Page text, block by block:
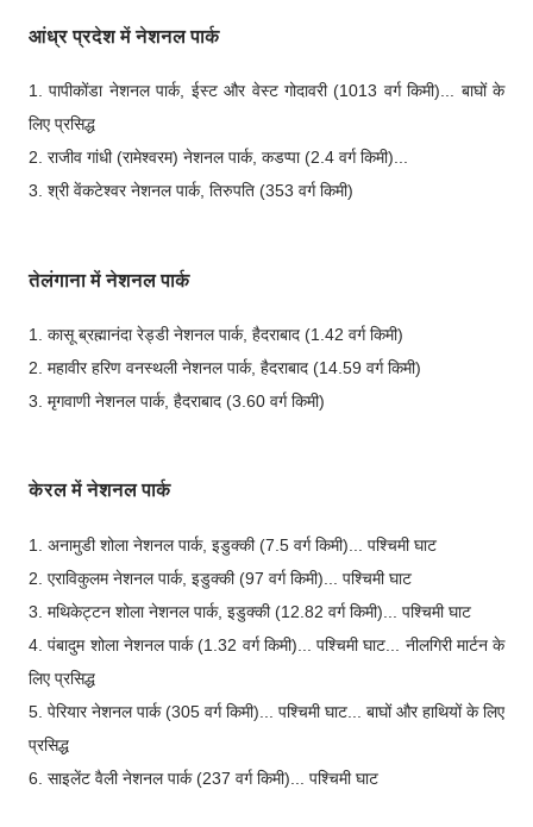
आंध्र प्रदेश में नेशनल पार्क
1. पापीकोंडा नेशनल पार्क, ईस्ट और वेस्ट गोदावरी (1013 वर्ग किमी)... बाघों के
लिए प्रसिद्ध
2. राजीव गांधी (रामेश्वरम) नेशनल पार्क, कडप्पा (2.4 वर्ग किमी)...
3. श्री वेंकटेश्वर नेशनल पार्क, तिरुपति (353 वर्ग किमी)
तेलंगाना में नेशनल पार्क
1. कासू ब्रह्मानंदा रेड्डी नेशनल पार्क, हैदराबाद (1.42 वर्ग किमी)
2. महावीर हरिण वनस्थली नेशनल पार्क, हैदराबाद (14.59 वर्ग किमी)
3. मृगवाणी नेशनल पार्क, हैदराबाद (3.60 वर्ग किमी)
केरल में नेशनल पार्क
1. अनामुडी शोला नेशनल पार्क, इडुक्की (7.5 वर्ग किमी)... पश्चिमी घाट
2. एराविकुलम नेशनल पार्क, इडुक्की (97 वर्ग किमी)... पश्चिमी घाट
3. मथिकेट्टन शोला नेशनल पार्क, इडुक्की (12.82 वर्ग किमी)... पश्चिमी घाट
4. पंबादुम शोला नेशनल पार्क (1.32 वर्ग किमी)... पश्चिमी घाट... नीलगिरी मार्टन के
लिए प्रसिद्ध
5. पेरियार नेशनल पार्क (305 वर्ग किमी)... पश्चिमी घाट... बाघों और हाथियों के लिए
प्रसिद्ध
6. साइलेंट वैली नेशनल पार्क (237 वर्ग किमी)... पश्चिमी घाट